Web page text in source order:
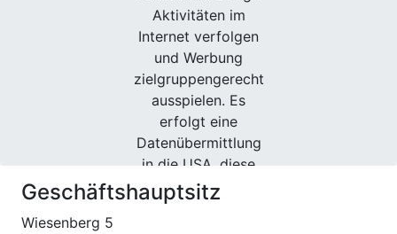
Aktivitäten im
Internet verfolgen
und Werbung
zielgruppengerecht
ausspielen. Es
erfolgt eine
Datenübermittlung
in die USA, diese
verfügt über
keinen EU-
Geschäftshauptsitz
Wiesenberg 5